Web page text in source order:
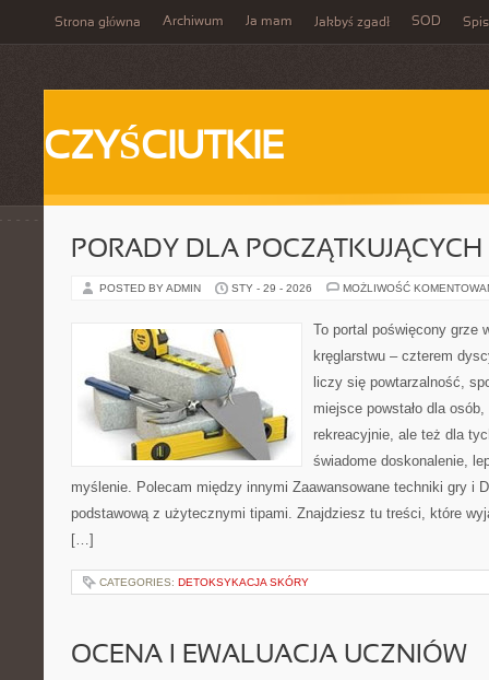
Strona główna Archiwum Ja mam Jakbyś zgadł SOD
CZYŚCIUTKIE
PORADY DLA POCZĄTKUJĄCYCH
POSTED BY ADMIN STY - 29 - 2026 MOŻLIWOŚĆ
To portal poświęcony grze
kręglarstwu – czterem
liczy się powtarzalność,
miejsce powstało dla
rekreacyjnie, ale też dla
świadome doskonalenie,
myślenie. Polecam między innymi Zaawansowane techniki gry i
podstawową z użytecznymi tipami. Znajdziesz tu treści, które
[…]
CATEGORIES: DETOKSYKACJA SKÓRY
OCENA I EWALUACJA UCZNIÓW